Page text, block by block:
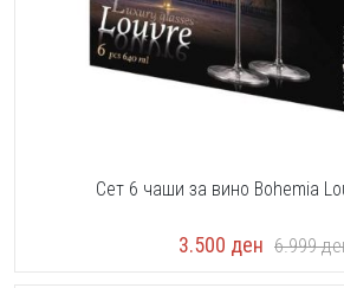
Сет 6 чаши за вино Bohemia
3.500 ден 6.999